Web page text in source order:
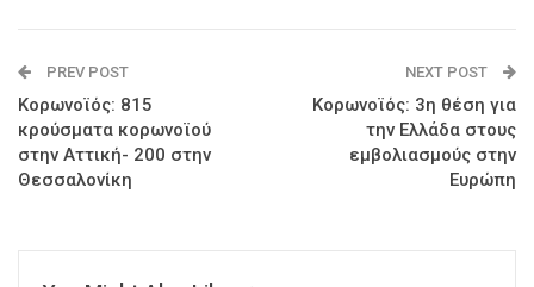
PREV POST
Κορωνοϊός: 815
κρούσματα κορωνοϊού
στην Αττική- 200 στην
Θεσσαλονίκη
NEXT POST
Κορωνοϊός: 3η θέση για
την Ελλάδα στους
εμβολιασμούς στην
Ευρώπη